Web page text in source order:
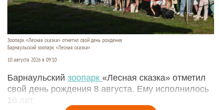
Зоопарк «Лесная сказка» отметил свой день рождения
Барнаульский зоопарк «Лесная сказка»
10 августа 2026 в 09:10
Барнаульский зоопарк «Лесная сказка» отметил
свой день рождения 8 августа. Ему исполнилось
16 лет.